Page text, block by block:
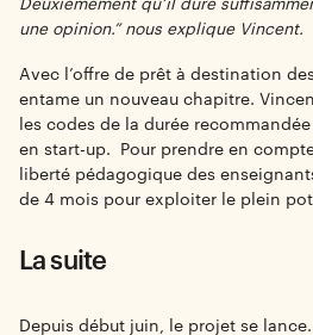
Deuxièmement qu’il dure
une opinion.” nous explique Vincent.
Avec l’offre de prêt à destination
entame un nouveau chapitre.
les codes de la durée
en start-up. Pour prendre en
liberté pédagogique des
de 4 mois pour exploiter le plein
La suite
Depuis début juin, le projet se lance